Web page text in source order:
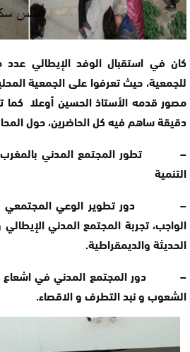
كان في استقبال الوفد الإيطالي عدد
للجمعية، حيث تعرفوا على الجمعية
دقيقة ساهم فيه كل الحاضرين، حول
– تطور المجتمع المدني
التنمية
– دور تطوير الوعي المجتمعي
الواجب، تجربة المجتمع المدني
الحديثة والديمقراطية.
– دور المجتمع المدني في اشعاع
الشعوب و نبد التطرف و الاقصاء.